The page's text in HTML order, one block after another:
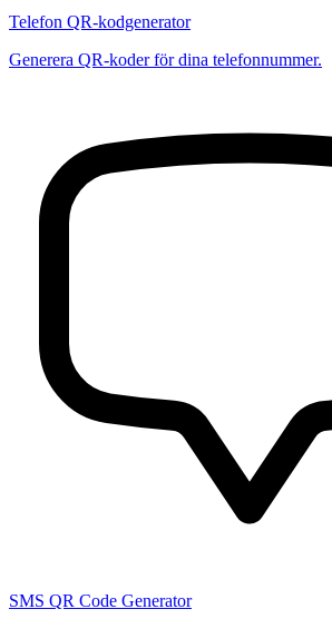
Telefon QR-kodgenerator
Generera QR-koder för dina telefonnummer.
SMS QR Code Generator